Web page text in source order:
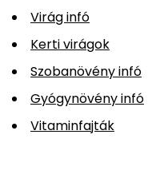
Virág infó
Kerti virágok
Szobanövény infó
Gyógynövény infó
Vitaminfajták